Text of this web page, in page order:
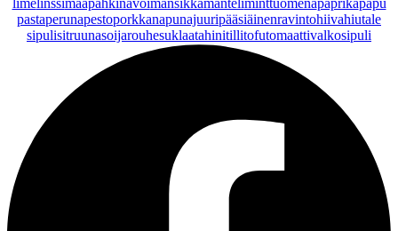
limelinssimaapähkinävoimansikkamanteliminttuomenapaprikapapu
pastaperunapestoporkkanapunajuuripääsiäinenravintohiivahiutale
sipulisitruunasoijarouhesuklaatahinitillitofutomaattivalkosipuli